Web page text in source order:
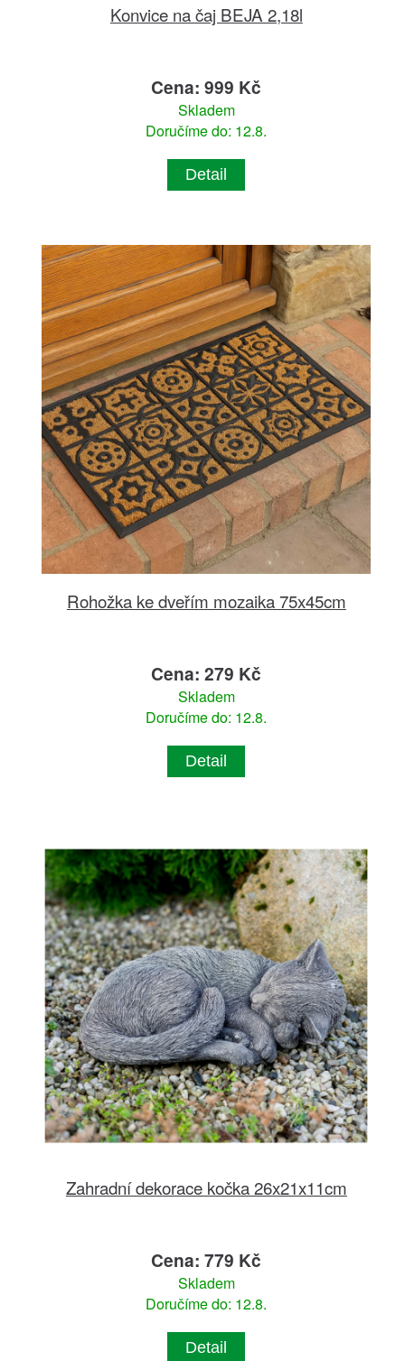
Konvice na čaj BEJA 2,18l
Cena: 999 Kč
Skladem
Doručíme do: 12.8.
Detail
Rohožka ke dveřím mozaika 75x45cm
Cena: 279 Kč
Skladem
Doručíme do: 12.8.
Detail
Zahradní dekorace kočka 26x21x11cm
Cena: 779 Kč
Skladem
Doručíme do: 12.8.
Detail